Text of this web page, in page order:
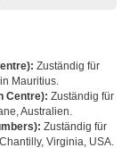
Zuständig für
Mauritius.
Centre): Zuständig für
Australien.
Zuständig für
Virginia, USA.